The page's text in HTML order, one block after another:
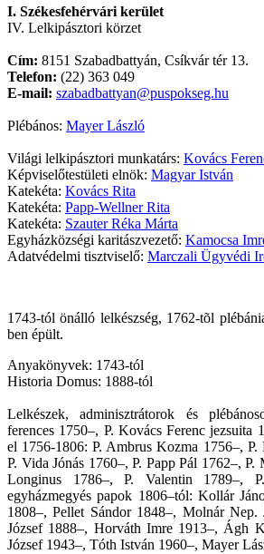
I. Székesfehérvári kerület
IV. Lelkipásztori körzet
Cím: 8151 Szabadbattyán, Csíkvár tér 13.
Telefon: (22) 363 049
E-mail: szabadbattyan@puspokseg.hu
Plébános: Mayer László
Világi lelkipásztori munkatárs: Kovács
Képviselőtestületi elnök: Magyar István
Katekéta: Kovács Rita
Katekéta: Papp-Wellner Rita
Katekéta: Szauter Réka Márta
Egyházközségi karitászvezető: Kamocsa
Adatvédelmi tisztviselő: Marczali Ügyvédi
1743-tól önálló lelkészség, 1762-tõl
ben épült.
Anyakönyvek: 1743-tól
Historia Domus: 1888-tól
Lelkészek, adminisztrátorok és
ferences 1750–, P. Kovács Ferenc jezsuita
el 1756-1806: P. Ambrus Kozma 1756–,
P. Vida Jónás 1760–, P. Papp Pál 1762–, P.
Longinus 1786–, P. Valentin 1789–,
egyházmegyés papok 1806–tól: Kollár
1808–, Pellet Sándor 1848–, Molnár Nep.
József 1888–, Horváth Imre 1913–, Ágh
József 1943–, Tóth István 1960–, Mayer